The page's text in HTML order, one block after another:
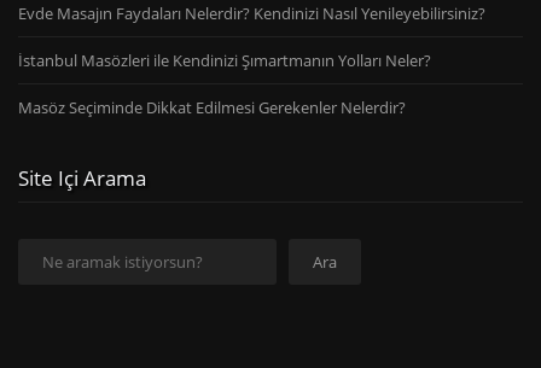
Evde Masajın Faydaları Nelerdir? Kendinizi Nasıl Yenileyebilirsiniz?
İstanbul Masözleri ile Kendinizi Şımartmanın Yolları Neler?
Masöz Seçiminde Dikkat Edilmesi Gerekenler Nelerdir?
Site Içi Arama
Ara